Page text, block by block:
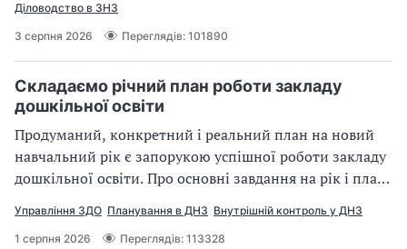
Діловодство в ЗНЗ
3 серпня 2026 Переглядів: 101890
Складаємо річний план роботи закладу
дошкільної освіти
Продуманий, конкретний і реальний план на новий
навчальний рік є запорукою успішної роботи закладу
дошкільної освіти. Про основні завдання на рік і план
Управління ЗДО Планування в ДНЗ Внутрішній контроль у ДНЗ
1 серпня 2026 Переглядів: 113328